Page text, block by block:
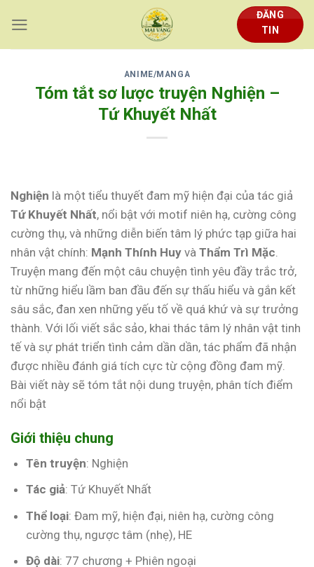
content
ĐĂNG
TIN
ANIME/MANGA
Tóm tắt sơ lược truyện Nghiện –
Tứ Khuyết Nhất
Nghiện là một tiểu thuyết đam mỹ hiện đại của tác giả
Tứ Khuyết Nhất, nổi bật với motif niên hạ, cường công
cường thụ, và những diễn biến tâm lý phức tạp giữa hai
nhân vật chính: Mạnh Thính Huy và Thẩm Trì Mặc
Truyện mang đến một câu chuyện tình yêu đầy trắc trở,
từ những hiểu lầm ban đầu đến sự thấu hiểu và gắn kết
sâu sắc, đan xen những yếu tố về quá khứ và sự trưởng
thành. Với lối viết sắc sảo, khai thác tâm lý nhân vật tinh
tế và sự phát triển tình cảm dần dần, tác phẩm đã nhận
được nhiều đánh giá tích cực từ cộng đồng đam mỹ.
Bài viết này sẽ tóm tắt nội dung truyện, phân tích điểm
nổi bật
Giới thiệu chung
Tên truyện: Nghiện
Tác giả: Tứ Khuyết Nhất
Thể loại: Đam mỹ, hiện đại, niên hạ, cường công
cường thụ, ngược tâm (nhẹ), HE
Độ dài: 77 chương + Phiên ngoại